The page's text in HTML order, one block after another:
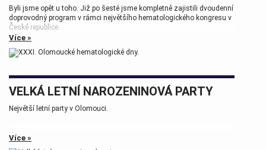
Byli jsme opět u toho. Již po šesté jsme kompletně zajistili dvoudenní
doprovodný program v rámci největšího hematologického kongresu v
České republice.
Tak zase za rok na viděnou přátelé.
Více »
VELKÁ LETNÍ NAROZENINOVÁ PARTY
Největší letní party v Olomouci.
Více »